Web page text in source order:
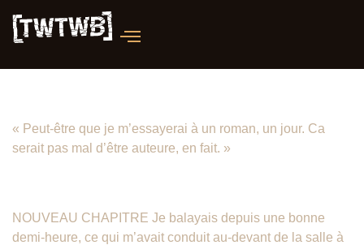
« Peut-être que je m’essayerai à un roman, un jour. Ca
serait pas mal d’être auteure, en fait. »
NOUVEAU CHAPITRE Je balayais depuis une bonne
demi-heure, ce qui m’avait conduit au-devant de la salle à